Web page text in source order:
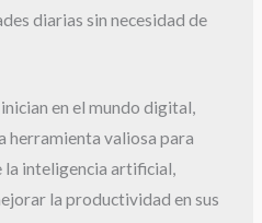
diarias sin necesidad de
en el mundo digital,
herramienta valiosa para
la inteligencia artificial,
la productividad en sus